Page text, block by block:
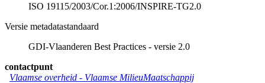
ISO 19115/2003/Cor.1:2006/INSPIRE-TG2.0
Versie metadatastandaard
GDI-Vlaanderen Best Practices - versie 2.0
contactpunt
Vlaamse overheid - Vlaamse MilieuMaatschappij